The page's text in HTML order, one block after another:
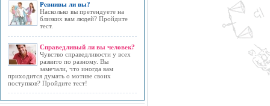
Ревнивы ли вы?
Насколько вы претендуете на
близких вам людей? Пройдите
тест.
Справедливый ли вы человек?
Чувство справедливости у всех
развито по разному. Вы
замечали, что иногда вам
приходится думать о мотиве своих
поступков? Пройдите тест!